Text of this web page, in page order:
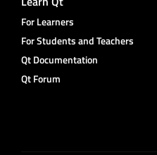
For Learners
For Students and Teachers
Qt Documentation
Qt Forum